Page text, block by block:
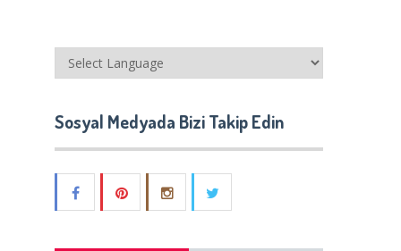
Sosyal Medyada Bizi Takip Edin